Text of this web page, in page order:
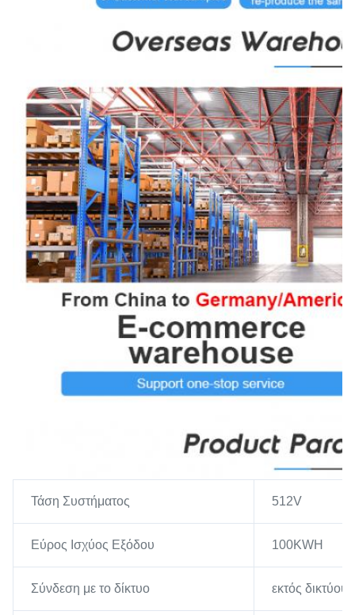
Τάση Συστήματος 512V
Εύρος Ισχύος Εξόδου 100KWH
Σύνδεση με το δίκτυο εκτός